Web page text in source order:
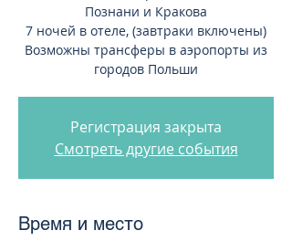
Познани и Кракова
7 ночей в отеле, (завтраки включены)
Возможны трансферы в аэропорты из
городов Польши
Регистрация закрыта
Смотреть другие события
Время и место